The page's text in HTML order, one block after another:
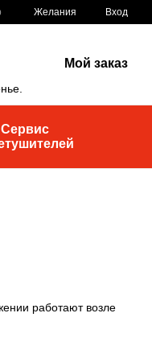
Желания Вход
Мой заказ
Сервис